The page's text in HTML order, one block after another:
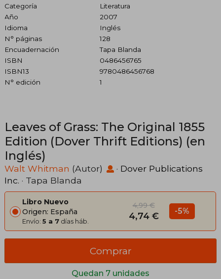
Categoría
Literatura
Año
2007
Idioma
Inglés
N° páginas
128
Encuadernación
Tapa Blanda
ISBN
0486456765
ISBN13
9780486456768
N° edición
1
Leaves of Grass: The Original 1855
Edition (Dover Thrift Editions) (en
Inglés)
Walt Whitman (Autor) · Dover Publications
Inc. · Tapa Blanda
Libro Nuevo
Origen: España
Envío: 5 a 7 días háb.
4,99 €
4,74 € -5%
Quedan 7 unidades
Comprar